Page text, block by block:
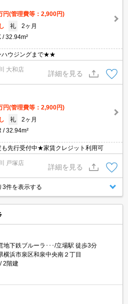
円(管理費等：2,900円)
礼
2ヶ月
32.94m²
ハウジングまで★★
大和店
詳細を見る
円(管理費等：2,900円)
礼
2ヶ月
32.94m²
先行受付中★家賃クレジット利用可
戸塚店
詳細を見る
3件を表示する
地下鉄ブルーラ･･･/立場駅 徒歩3分
横浜市泉区和泉中央南２丁目
2階建